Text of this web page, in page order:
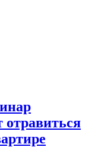
отравиться